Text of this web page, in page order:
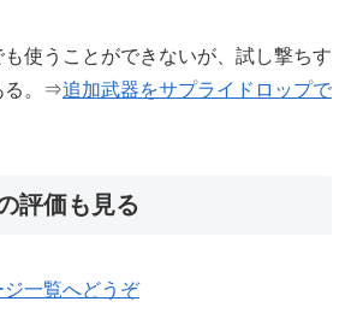
使うことができないが、試し撃ちす
る。⇒追加武器をサプライドロップで
評価も見る
一覧へどうぞ